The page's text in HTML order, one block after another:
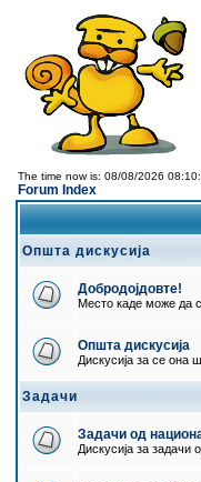
The time now is: 08/08/2026
Forum Index
Општа дискусија
Добродојдовте!
Место каде може да
Општа дискусија
Дискусија за се она
Задачи
Задачи од
Дискусија за задачи